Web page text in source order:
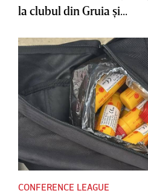
la clubul din Gruia şi...
CONFERENCE LEAGUE